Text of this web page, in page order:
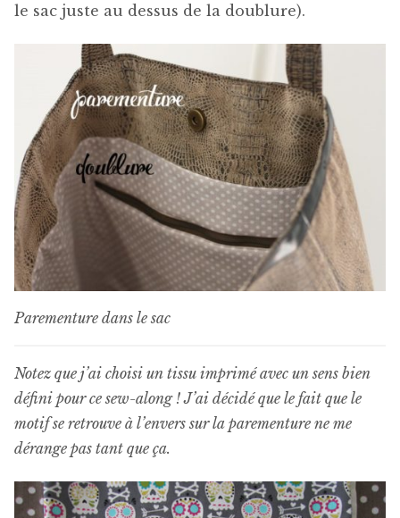
le sac juste au dessus de la doublure).
Parementure dans le sac
Notez que j’ai choisi un tissu imprimé avec un sens bien
défini pour ce sew-along ! J’ai décidé que le fait que le
motif se retrouve à l’envers sur la parementure ne me
dérange pas tant que ça.